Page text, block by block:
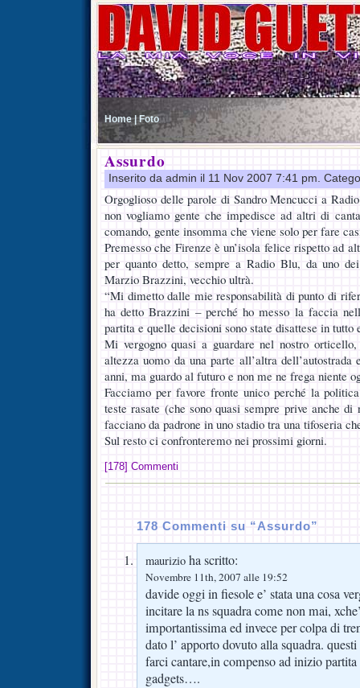
Home | Foto
Assurdo
Inserito da admin il 11 Nov 2007 7:41 pm.
Orgoglioso delle parole di Sandro Mencucci a
non vogliamo gente che impedisce ad altri di
comando, gente insomma che viene solo per fare
Premesso che Firenze è un’isola felice rispetto ad
per quanto detto, sempre a Radio Blu, da uno
Marzio Brazzini, vecchio ultrà.
“Mi dimetto dalle mie responsabilità di punto di
ha detto Brazzini – perché ho messo la faccia
partita e quelle decisioni sono state disattese in tutto
Mi vergogno quasi a guardare nel nostro
altezza uomo da una parte all’altra
anni, ma guardo al futuro e non me ne frega niente
Facciamo per favore fronte unico perché la
teste rasate (che sono quasi sempre prive anche
facciano da padrone in uno stadio tra una tifoseria
Sul resto ci confronteremo nei prossimi giorni.
[178] Commenti
178 Commenti su “Assurdo”
maurizio ha scritto:
Novembre 11th, 2007 alle 19:52
davide oggi in fiesole e’ stata una cosa
incitare la ns squadra come non mai,
importantissima ed invece per colpa di
dato l’ apporto dovuto alla squadra.
farci cantare,in compenso ad inizio
gadgets….